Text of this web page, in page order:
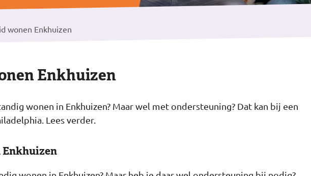
wonen Enkhuizen
Enkhuizen
wonen in Enkhuizen? Maar wel met ondersteuning? Dat kan bij een
Lees verder.
Enkhuizen